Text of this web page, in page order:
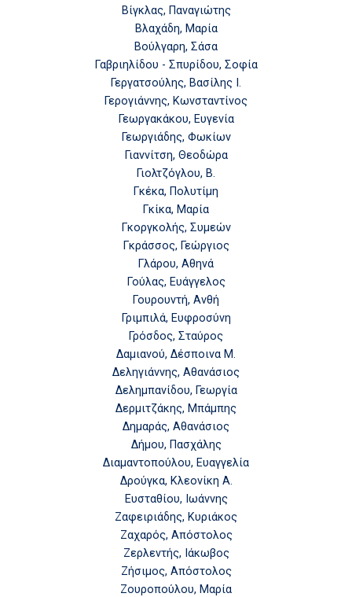
Βίγκλας, Παναγιώτης
Βλαχάδη, Μαρία
Βούλγαρη, Σάσα
Γαβριηλίδου - Σπυρίδου, Σοφία
Γεργατσούλης, Βασίλης Ι.
Γερογιάννης, Κωνσταντίνος
Γεωργακάκου, Ευγενία
Γεωργιάδης, Φωκίων
Γιαννίτση, Θεοδώρα
Γιολτζόγλου, Β.
Γκέκα, Πολυτίμη
Γκίκα, Μαρία
Γκοργκολής, Συμεών
Γκράσσος, Γεώργιος
Γλάρου, Αθηνά
Γούλας, Ευάγγελος
Γουρουντή, Ανθή
Γριμπιλά, Ευφροσύνη
Γρόσδος, Σταύρος
Δαμιανού, Δέσποινα Μ.
Δεληγιάννης, Αθανάσιος
Δελημπανίδου, Γεωργία
Δερμιτζάκης, Μπάμπης
Δημαράς, Αθανάσιος
Δήμου, Πασχάλης
Διαμαντοπούλου, Ευαγγελία
Δρούγκα, Κλεονίκη Α.
Ευσταθίου, Ιωάννης
Ζαφειριάδης, Κυριάκος
Ζαχαρός, Απόστολος
Ζερλεντής, Ιάκωβος
Ζήσιμος, Απόστολος
Ζουροπούλου, Μαρία